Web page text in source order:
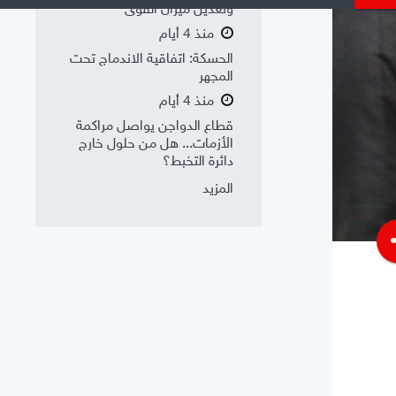
وتعديل ميزان القوى
منذ 4 أيام
الحسكة: اتفاقية الاندماج تحت
المجهر
منذ 4 أيام
قطاع الدواجن يواصل مراكمة
الأزمات... هل من حلول خارج
دائرة التخبط؟
المزيد